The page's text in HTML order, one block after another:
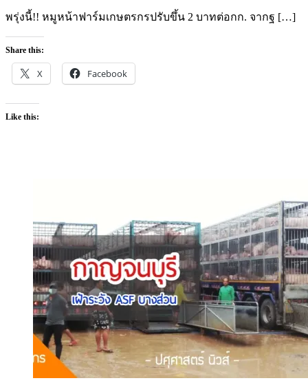
พรุ่งนี้!! หมูหน้าฟาร์มเกษตรกรปรับขึ้น 2 บาทต่อกก. จากฐ […]
Share this:
X Facebook
Like this: